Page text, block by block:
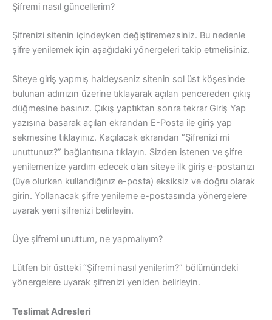
Şifremi nasıl güncellerim?
Şifrenizi sitenin içindeyken değiştiremezsiniz. Bu nedenle
şifre yenilemek için aşağıdaki yönergeleri takip etmelisiniz.
Siteye giriş yapmış haldeyseniz sitenin sol üst köşesinde
bulunan adınızın üzerine tıklayarak açılan pencereden çıkış
düğmesine basınız. Çıkış yaptıktan sonra tekrar Giriş Yap
yazısına basarak açılan ekrandan E-Posta ile giriş yap
sekmesine tıklayınız. Kaçılacak ekrandan “Şifrenizi mi
unuttunuz?” bağlantısına tıklayın. Sizden istenen ve şifre
yenilemenize yardım edecek olan siteye ilk giriş e-postanızı
(üye olurken kullandığınız e-posta) eksiksiz ve doğru olarak
girin. Yollanacak şifre yenileme e-postasında yönergelere
uyarak yeni şifrenizi belirleyin.
Üye şifremi unuttum, ne yapmalıyım?
Lütfen bir üstteki “Şifremi nasıl yenilerim?” bölümündeki
yönergelere uyarak şifrenizi yeniden belirleyin.
Teslimat Adresleri